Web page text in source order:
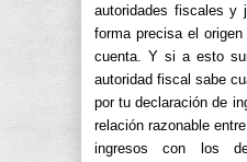
autoridades fiscales y
forma precisa el
cuenta. Y si a esto
autoridad fiscal sabe
por tu declaración de
relación razonable
ingresos con los